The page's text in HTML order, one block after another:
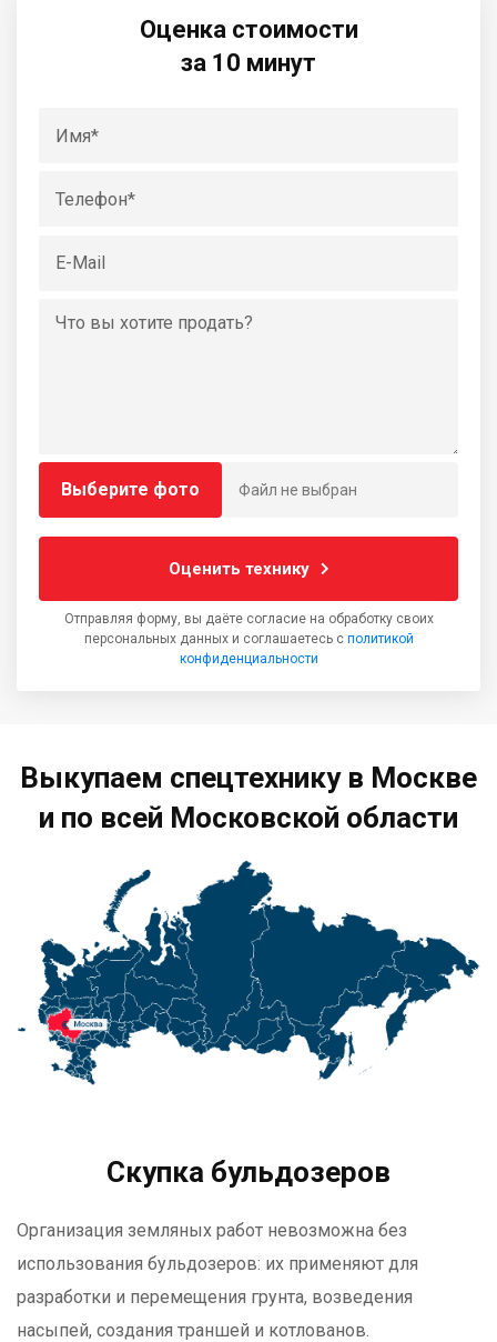
Оценка стоимости
за 10 минут
Выберите фото Файл не выбран
Оценить технику
Отправляя форму, вы даёте согласие на обработку своих
персональных данных и соглашаетесь с политикой
конфиденциальности
Выкупаем спецтехнику в Москве
и по всей Московской области
Скупка бульдозеров
Организация земляных работ невозможна без
использования бульдозеров: их применяют для
разработки и перемещения грунта, возведения
насыпей, создания траншей и котлованов.